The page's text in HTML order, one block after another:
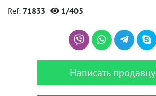
Ref: 71833 1/405
Написать продавцу